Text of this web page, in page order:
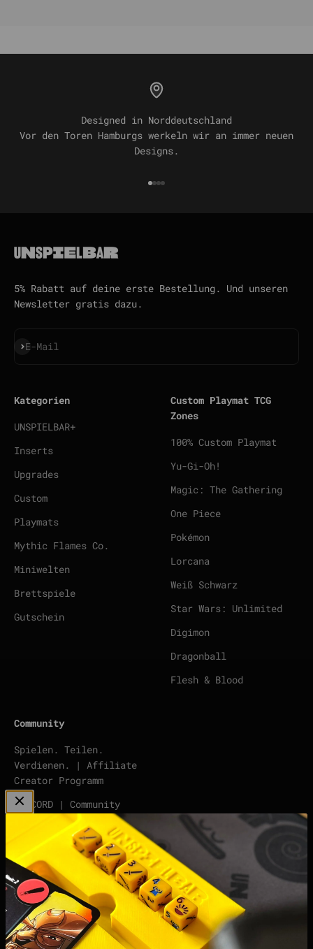
Designed in Norddeutschland
Vor den Toren Hamburgs werkeln wir an immer neuen
Designs.
Gehe zu Element 1
Gehe zu Element 2
Gehe zu Element 3
Gehe zu Element 4
5% Rabatt auf deine erste Bestellung. Und unseren
Newsletter gratis dazu.
E-Mail
Abonnieren
Kategorien
UNSPIELBAR+
Inserts
Upgrades
Custom
Playmats
Mythic Flames Co.
Miniwelten
Brettspiele
Gutschein
Custom Playmat TCG
Zones
100% Custom Playmat
Yu-Gi-Oh!
Magic: The Gathering
One Piece
Pokémon
Lorcana
Weiß Schwarz
Star Wars: Unlimited
Digimon
Dragonball
Flesh & Blood
Community
Spielen. Teilen.
Verdienen. | Affiliate
Creator Programm
DISCORD | Community
points | Score Tracker
Podcast
Impressum
Datenschutzerklärung
Widerrufsrecht &